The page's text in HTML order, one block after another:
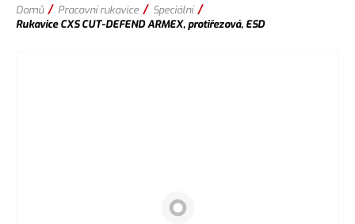
Domů / Pracovní rukavice / Speciální /
Rukavice CXS CUT-DEFEND ARMEX, protiřezová, ESD